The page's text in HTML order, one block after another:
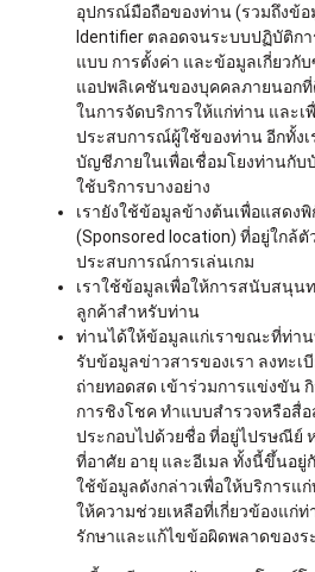
อุปกรณ์มือถือของท่าน (รวมถึงข้
Identifier ตลอดจนระบบปฏิบัติก
แบบ การตั้งค่า และข้อมูลเกี่ยวกั
แอปพลิเคชันของบุคคลภายนอก
ในการจัดบริการให้แก่ท่าน และเ
ประสบการณ์ผู้ใช้ของท่าน อีกทั้งเ
บัญชีภายในเพื่อเชื่อมโยงท่านกั
ใช้บริการบางอย่าง
เรายังใช้ข้อมูลข้างต้นเพื่อแสดง
(Sponsored location) ที่อยู่ใกล้
ประสบการณ์การเล่นเกม
เราใช้ข้อมูลเพื่อให้การสนับสนุน
ลูกค้าสำหรับท่าน
ท่านได้ให้ข้อมูลแก่เราขณะที่ท่า
รับข้อมูลข่าวสารของเรา ลงทะเ
ถ่ายทอดสด เข้าร่วมการแข่งขัน
การชิงโชค ทำแบบสำรวจหรือสื่อ
ประกอบไปด้วยชื่อ ที่อยู่ไปรษณีย์
ที่อาศัย อายุ และอีเมล ทั้งนี้ขึ้นอยู่
ใช้ข้อมูลดังกล่าวเพื่อให้บริการแ
ให้ความช่วยเหลือที่เกี่ยวข้องแก่
รักษาและแก้ไขข้อผิดพลาดของร